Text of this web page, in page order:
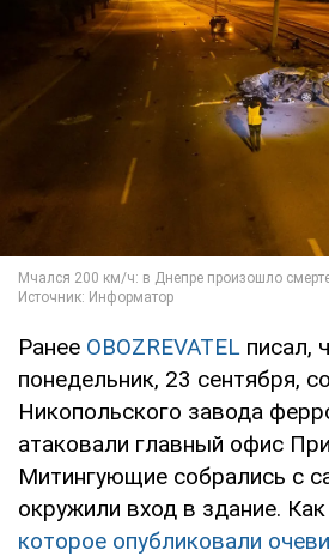
Ранее OBOZREVATEL писал,
понедельник, 23 сентября,
Никопольского завода
атаковали главный офис
Митингующие собрались с
окружили вход в здание. Как
которое опубликовали